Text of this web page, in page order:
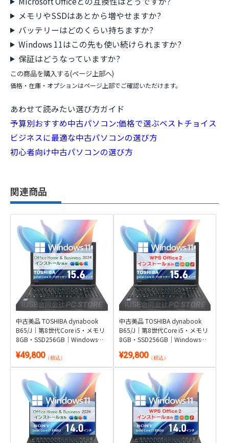
れてWi-Fiまたは有線LANに接続すれば、その日からインターネットもOffice
もお使いいただけます。
古いモニターやプロジェクターにつなげますか?
Officeはいつまで使えますか?追加料金はかかります
か?
Microsoft Officeとの互換性はどうですか?
バッテリーはどのくらい持ちますか?
Windows 11はこの先も使い続けられますか?
保証はどうなっていますか?
この商品を購入する(ページ上部へ)
あわせて読みたい選び方ガイド
予算別おすすめ中古パソコン:価格で選ぶベストチョイス
ビジネスに最適な中古パソコンの選び方
初心者向け中古パソコンの選び方
関連商品
中古美品 TOSHIBA dynabook
B65/J｜第8世代Core i5・メモリ
8GB・SSD256GB｜Windows
11・Microsoft Office 2024付き
¥49,800（税込）
中古美品 TOSHIBA dynabook
B65/J｜第8世代Core i5・メモリ
8GB・SSD256GB｜Windows
11・WPS Office 2付き
¥29,800（税込）